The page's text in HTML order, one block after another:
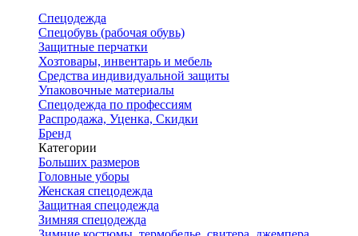
Спецодежда
Спецобувь (рабочая обувь)
Защитные перчатки
Хозтовары, инвентарь и мебель
Средства индивидуальной защиты
Упаковочные материалы
Спецодежда по профессиям
Распродажа, Уценка, Скидки
Бренд
Категории
Больших размеров
Головные уборы
Женская спецодежда
Защитная спецодежда
Зимняя спецодежда